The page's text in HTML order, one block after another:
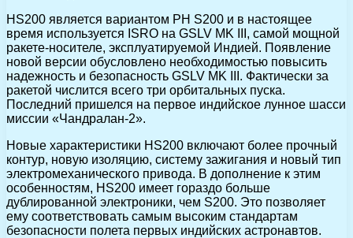
HS200 является вариантом PH S200 и в настоящее
время используется ISRO на GSLV MK III, самой мощной
ракете-носителе, эксплуатируемой Индией. Появление
новой версии обусловлено необходимостью повысить
надежность и безопасность GSLV MK III. Фактически за
ракетой числится всего три орбитальных пуска.
Последний пришелся на первое индийское лунное шасси
миссии «Чандралан-2».
Новые характеристики HS200 включают более прочный
контур, новую изоляцию, систему зажигания и новый тип
электромеханического привода. В дополнение к этим
особенностям, HS200 имеет гораздо больше
дублированной электроники, чем S200. Это позволяет
ему соответствовать самым высоким стандартам
безопасности полета первых индийских астронавтов.